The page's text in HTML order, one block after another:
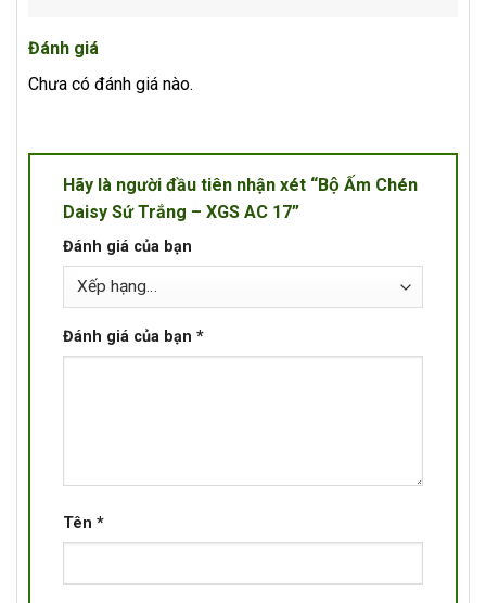
Đánh giá
Chưa có đánh giá nào.
Hãy là người đầu tiên nhận xét “Bộ Ấm Chén
Daisy Sứ Trắng – XGS AC 17”
Đánh giá của bạn
Đánh giá của bạn *
Tên *